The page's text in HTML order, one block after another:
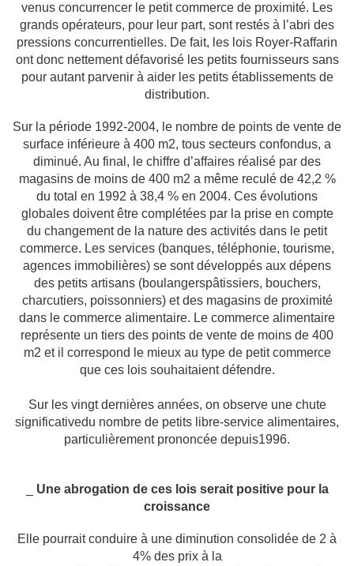
venus concurrencer le petit commerce de proximité. Les
grands opérateurs, pour leur part, sont restés à l’abri des
pressions concurrentielles. De fait, les lois Royer-Raffarin
ont donc nettement défavorisé les petits fournisseurs sans
pour autant parvenir à aider les petits établissements de
distribution.
Sur la période 1992-2004, le nombre de points de vente de
surface inférieure à 400 m2, tous secteurs confondus, a
diminué. Au final, le chiffre d’affaires réalisé par des
magasins de moins de 400 m2 a même reculé de 42,2 %
du total en 1992 à 38,4 % en 2004. Ces évolutions
globales doivent être complétées par la prise en compte
du changement de la nature des activités dans le petit
commerce. Les services (banques, téléphonie, tourisme,
agences immobilières) se sont développés aux dépens
des petits artisans (boulangerspâtissiers, bouchers,
charcutiers, poissonniers) et des magasins de proximité
dans le commerce alimentaire. Le commerce alimentaire
représente un tiers des points de vente de moins de 400
m2 et il correspond le mieux au type de petit commerce
que ces lois souhaitaient défendre.
Sur les vingt dernières années, on observe une chute
significativedu nombre de petits libre-service alimentaires,
particulièrement prononcée depuis1996.
Une abrogation de ces lois serait positive pour la
croissance
Elle pourrait conduire à une diminution consolidée de 2 à
4% des prix à la